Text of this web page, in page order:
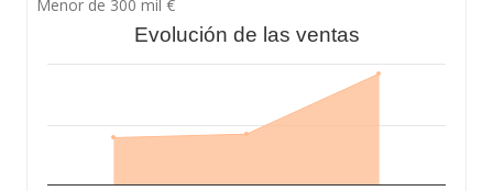
Menor de 300 mil €
Evolución de las ventas